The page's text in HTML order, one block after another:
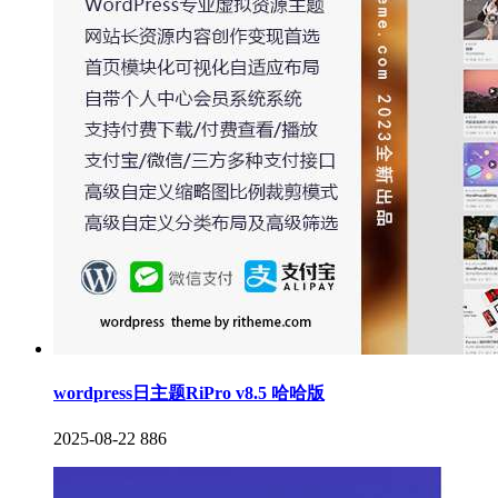
wordpress日主题RiPro v8.5 哈哈版
2025-08-22 886